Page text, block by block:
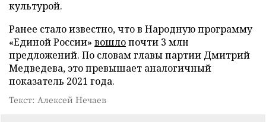
культурой.
Ранее стало известно, что в Народную программу
«Единой России» вошлопочти 3 млн
предложений. По словам главы партии Дмитрий
Медведева, это превышает аналогичный
показатель 2021 года.
Текст: Алексей Нечаев